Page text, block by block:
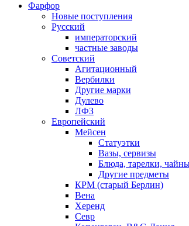
Фарфор
Новые поступления
Русский
императорский
частные заводы
Советский
Агитационный
Вербилки
Другие марки
Дулево
ЛФЗ
Европейский
Мейсен
Статуэтки
Вазы, сервизы
Блюда, тарелки,
Другие предметы
КРМ (старый Берлин)
Вена
Херенд
Севр